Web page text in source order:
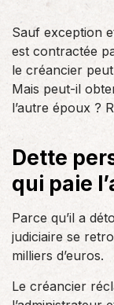
Sauf exception
est contractée
le créancier
Mais peut-il
l’autre époux ?
Dette
qui paie
Parce qu’il a
judiciaire se
milliers d’euros.
Le créancier